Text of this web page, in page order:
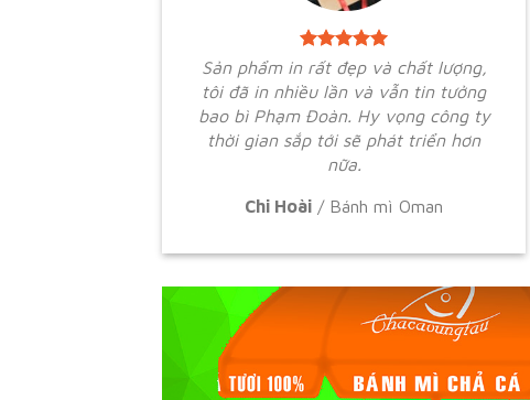
Sản phẩm in rất đẹp và chất lượng,
tôi đã in nhiều lần và vẫn tin tưởng
bao bì Phạm Đoàn. Hy vọng công ty
thời gian sắp tới sẽ phát triển hơn
nữa.
Chi Hoài / Bánh mì Oman